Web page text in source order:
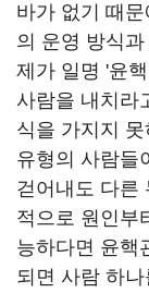
바가 없기 때
의 운영 방식
제가 일명 '윤
사람을 내치라
식을 가지지
유형의 사람들
걷어내도 다른
적으로 원인부
능하다면 윤핵
되면 사람 하